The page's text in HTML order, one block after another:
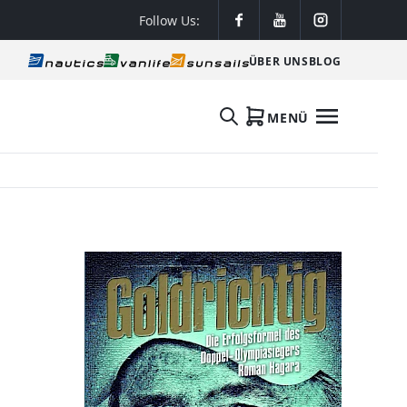
Follow Us:
ÜBER UNSBLOG
MENÜ